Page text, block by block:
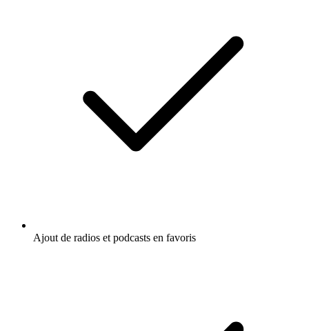
Ajout de radios et podcasts en favoris